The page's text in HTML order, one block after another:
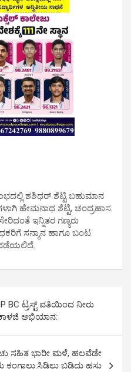
ಶಶಿಧರ್ ಶೆಟ್ಟಿ ಬಹುಮಾನ
ಹೇಮನಾಥ ಶೆಟ್ಟಿ, ಚಂದ್ರಹಾಸ.
ಇನ್ನಿತರ ಗಣ್ಯರು
ಸನ್ಮಾನ ಹಾಗೂ ಬಂಟ
ನಡೆಯಲಿದೆ.
BC ಟ್ರಸ್ಟ್ ವತಿಯಿಂದ ನೀರು
ಅಭಿಯಾನ:
ಸಹಿತ ಭಾರೀ ಮಳೆ, ಹಲವೆಡೇ
ಕಂಗಾಲು:ಸಿಡಿಲು ಬಡಿದು ಹಸು